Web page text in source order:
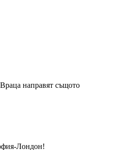
направят същото
Лондон!